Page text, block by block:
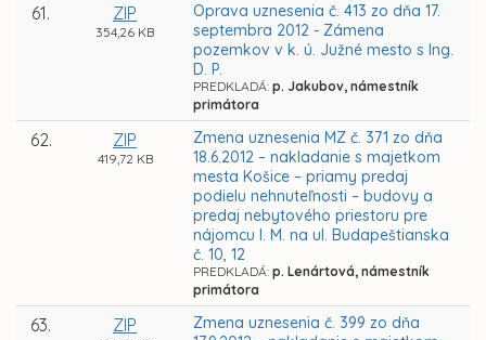
61. ZIP
354,26 KB
Oprava uznesenia č. 413 zo dňa 17.
septembra 2012 - Zámena
pozemkov v k. ú. Južné mesto s Ing.
D. P.
PREDKLADÁ: p. Jakubov, námestník
primátora
62. ZIP
419,72 KB
Zmena uznesenia MZ č. 371 zo dňa
18.6.2012 – nakladanie s majetkom
mesta Košice – priamy predaj
podielu nehnuteľnosti – budovy a
predaj nebytového priestoru pre
nájomcu I. M. na ul. Budapeštianska
č. 10, 12
PREDKLADÁ: p. Lenártová, námestník
primátora
63. ZIP
Zmena uznesenia č. 399 zo dňa